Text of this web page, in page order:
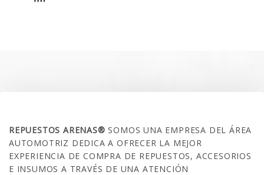
REPUESTOS ARENAS®SOMOS UNA EMPRESA DEL ÁREA
AUTOMOTRIZ DEDICA A OFRECER LA MEJOR
EXPERIENCIA DE COMPRA DE REPUESTOS, ACCESORIOS
E INSUMOS A TRAVÉS DE UNA ATENCIÓN